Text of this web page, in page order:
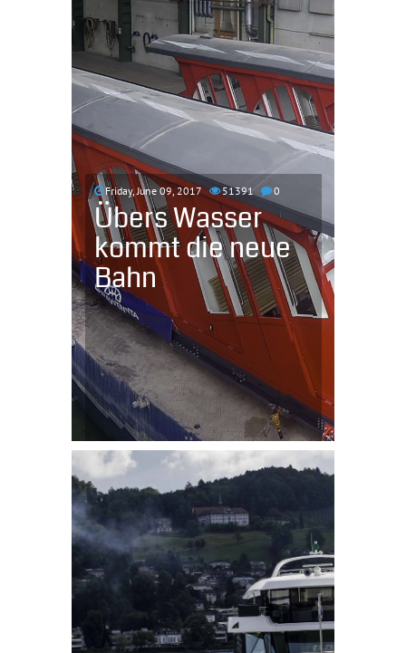
Friday, June 09, 2017 51391 0
Übers Wasser
kommt die neue
Bahn